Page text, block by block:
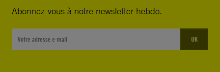
Abonnez-vous à notre newsletter hebdo.
OK